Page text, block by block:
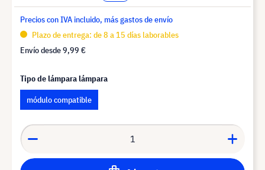
Precios con IVA incluido, más gastos de envío
Plazo de entrega: de 8 a 15 días laborables
Envío desde9,99 €
Tipo de lámpara lámpara
módulo compatible